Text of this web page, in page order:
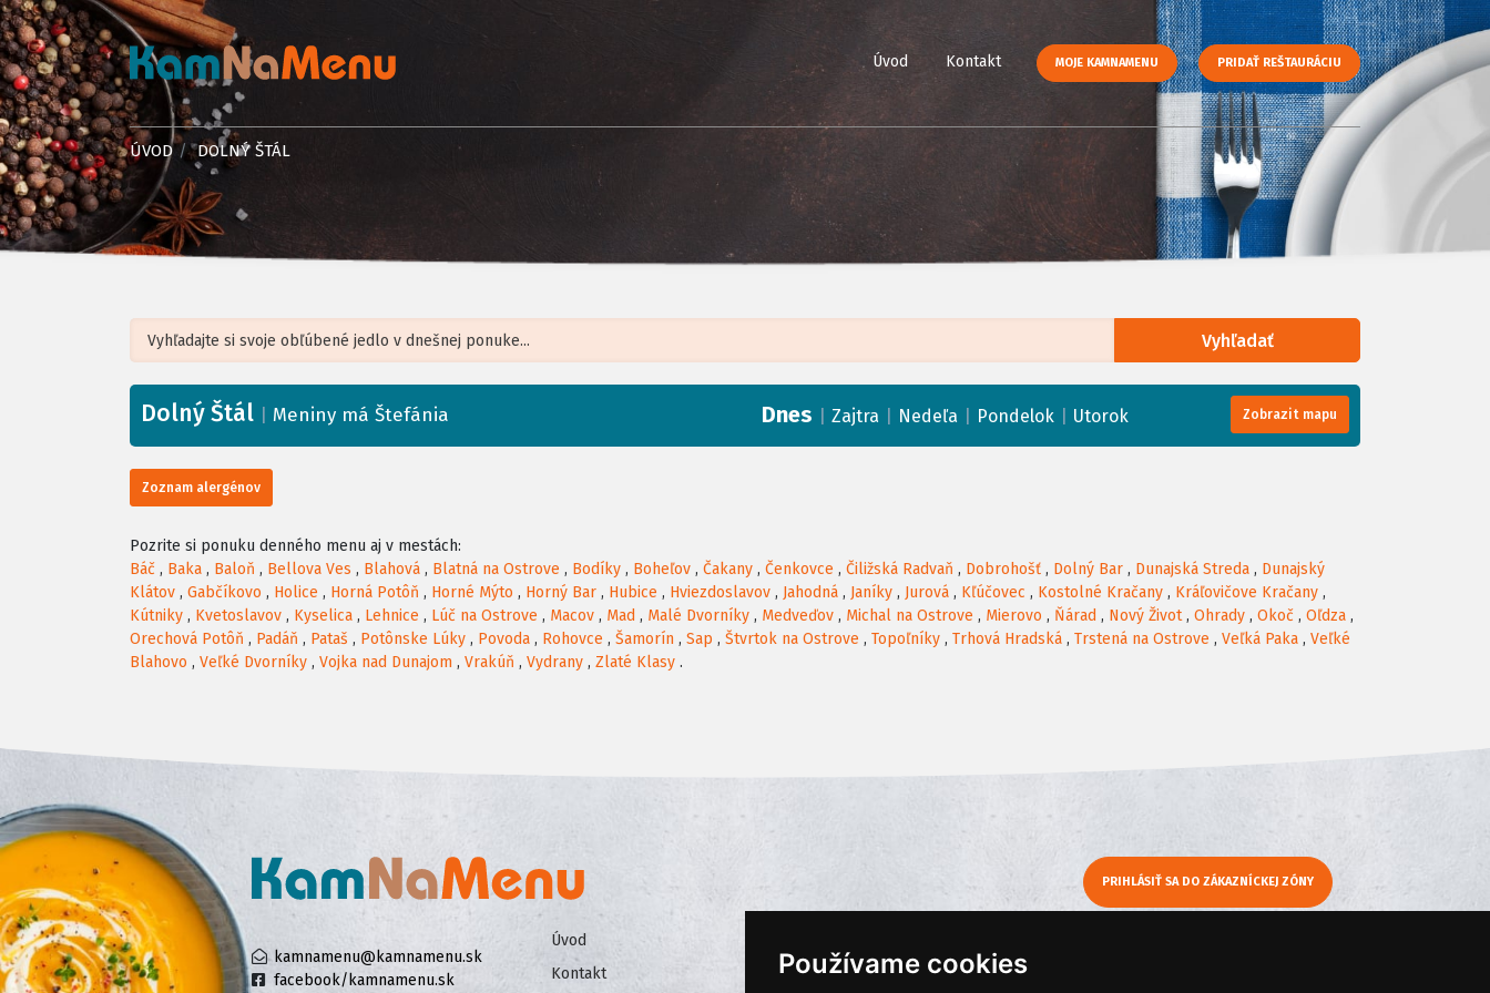
Používame cookies
Úvod Kontakt MOJE KAMNAMENU PRIDAŤ REŠTAURÁCIU
ÚVOD DOLNÝ ŠTÁL
Vyhľadať
+
−
Dolný Štál Meniny má Štefánia Dnes Zajtra Nedeľa Pondelok Utorok Zobrazit mapu
Zoznam alergénov
Pozrite si ponuku denného menu aj v mestách:
Báč , Baka , Baloň , Bellova Ves , Blahová , Blatná na Ostrove , Bodíky , Boheľov , Čakany , Čenkovce , Čiližská Radvaň , Dobrohošť , Dolný Bar , Dunajská Streda , Dunajský
Klátov , Gabčíkovo , Holice , Horná Potôň , Horné Mýto , Horný Bar , Hubice , Hviezdoslavov , Jahodná , Janíky , Jurová , Kľúčovec , Kostolné Kračany , Kráľovičove Kračany ,
Kútniky , Kvetoslavov , Kyselica , Lehnice , Lúč na Ostrove , Macov , Mad , Malé Dvorníky , Medveďov , Michal na Ostrove , Mierovo , Ňárad , Nový Život, Ohrady , Okoč , Oľdza ,
Orechová Potôň , Padáň , Pataš , Potônske Lúky , Povoda , Rohovce , Šamorín , Sap , Štvrtok na Ostrove , Topoľníky , Trhová Hradská , Trstená na Ostrove , Veľká Paka , Veľké
Blahovo , Veľké Dvorníky , Vojka nad Dunajom , Vrakúň , Vydrany , Zlaté Klasy .
kamnamenu@kamnamenu.sk
facebook/kamnamenu.sk
PRIHLÁSIŤ SA DO ZÁKAZNÍCKEJ ZÓNY
Úvod
Kontakt
Ochrana osobných údajov